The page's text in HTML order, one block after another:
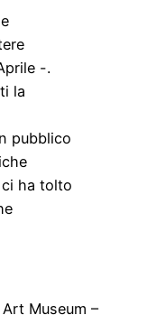
-.
la
pubblico
ci ha tolto
Museum –